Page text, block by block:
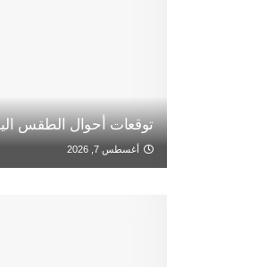
توقعات أحوال الطقس
أغسطس 7, 2026